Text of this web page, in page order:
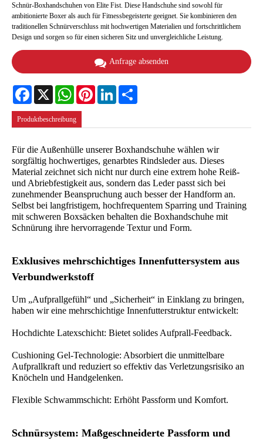
Schnür-Boxhandschuhen von Elite Fist. Diese Handschuhe sind sowohl für
ambitionierte Boxer als auch für Fitnessbegeisterte geeignet. Sie kombinieren den
traditionellen Schnürverschluss mit hochwertigen Materialien und fortschrittlichem
Design und sorgen so für einen sicheren Sitz und unvergleichliche Leistung.
Anfrage absenden
FacebookX WhatsAppPinterestLinkedIn
Produktbeschreibung
Für die Außenhülle unserer Boxhandschuhe wählen wir
sorgfältig hochwertiges, genarbtes Rindsleder aus. Dieses
Material zeichnet sich nicht nur durch eine extrem hohe Reiß-
und Abriebfestigkeit aus, sondern das Leder passt sich bei
zunehmender Beanspruchung auch besser der Handform an.
Selbst bei langfristigem, hochfrequentem Sparring und Training
mit schweren Boxsäcken behalten die Boxhandschuhe mit
Schnürung ihre hervorragende Textur und Form.
Exklusives mehrschichtiges Innenfuttersystem aus
Verbundwerkstoff
Um „Aufprallgefühl“ und „Sicherheit“ in Einklang zu bringen,
haben wir eine mehrschichtige Innenfutterstruktur entwickelt:
Hochdichte Latexschicht: Bietet solides Aufprall-Feedback.
Cushioning Gel-Technologie: Absorbiert die unmittelbare
Aufprallkraft und reduziert so effektiv das Verletzungsrisiko an
Knöcheln und Handgelenken.
Flexible Schwammschicht: Erhöht Passform und Komfort.
Schnürsystem: Maßgeschneiderte Passform und